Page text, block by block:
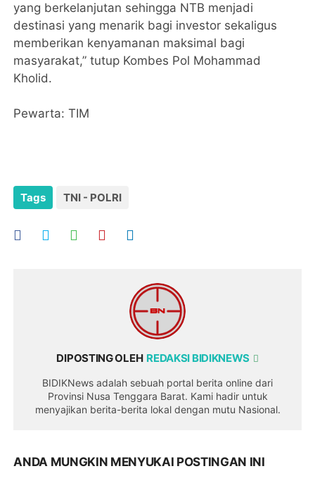
yang berkelanjutan sehingga NTB menjadi
destinasi yang menarik bagi investor sekaligus
memberikan kenyamanan maksimal bagi
masyarakat,” tutup Kombes Pol Mohammad
Kholid.
Pewarta: TIM
Tags TNI - POLRI
DIPOSTING OLEH REDAKSI BIDIKNEWS
BIDIKNews adalah sebuah portal berita online dari
Provinsi Nusa Tenggara Barat. Kami hadir untuk
menyajikan berita-berita lokal dengan mutu Nasional.
ANDA MUNGKIN MENYUKAI POSTINGAN INI